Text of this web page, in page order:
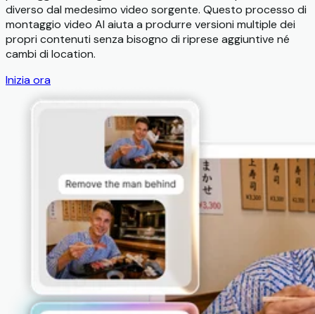
diverso dal medesimo video sorgente. Questo processo di
montaggio video AI aiuta a produrre versioni multiple dei
propri contenuti senza bisogno di riprese aggiuntive né
cambi di location.
Inizia ora